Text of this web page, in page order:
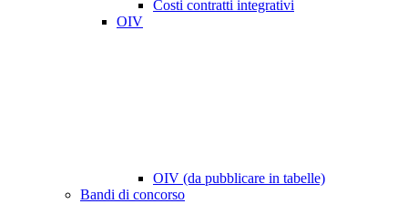
Costi contratti integrativi
OIV
OIV (da pubblicare in tabelle)
Bandi di concorso